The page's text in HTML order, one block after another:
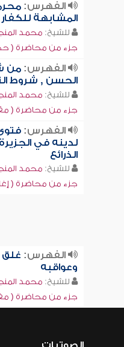
الفهرس:
المشابهة
للشيخ: محمد
جزء من محاضرة (
الفهرس:من
الحسن , شروط
للشيخ: محمد
جزء من محاضرة (
الفهرس:
لدينه في
الذرائع
للشيخ: محمد
جزء من محاضرة (
الفهرس: غلق
وعواقبه
للشيخ: محمد
جزء من محاضرة (